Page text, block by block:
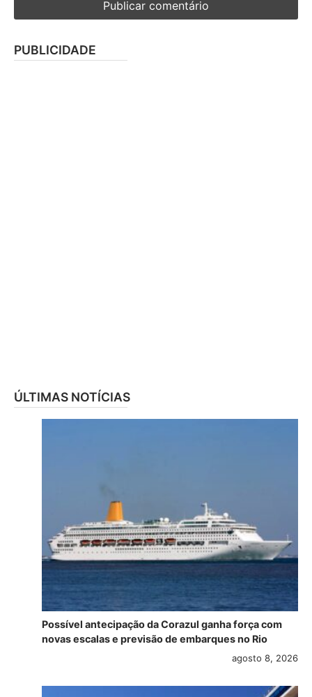
PUBLICIDADE
ÚLTIMAS NOTÍCIAS
Possível antecipação da Corazul ganha força com
novas escalas e previsão de embarques no Rio
agosto 8, 2026